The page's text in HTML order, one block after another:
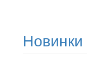
Новинки